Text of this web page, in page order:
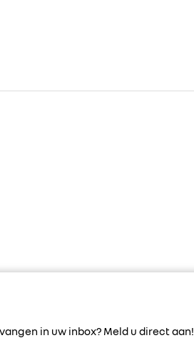
in uw inbox? Meld u direct aan!